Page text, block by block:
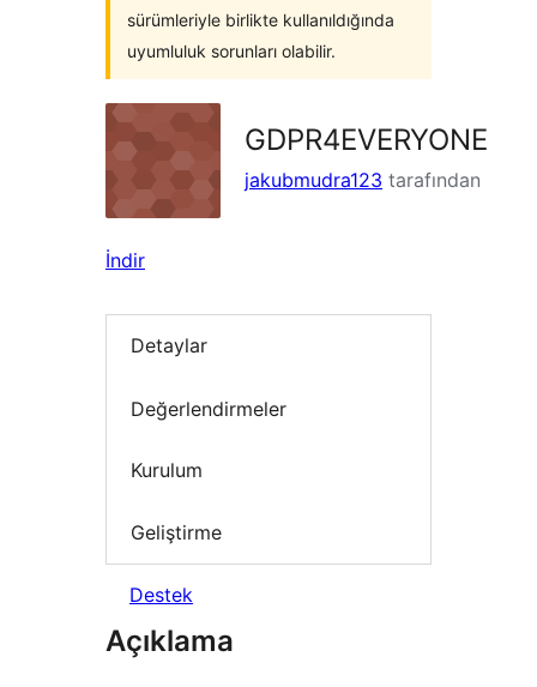
sürümleriyle birlikte kullanıldığında
uyumluluk sorunları olabilir.
GDPR4EVERYONE
jakubmudra123 tarafından
İndir
Detaylar
Değerlendirmeler
Kurulum
Geliştirme
Destek
Açıklama